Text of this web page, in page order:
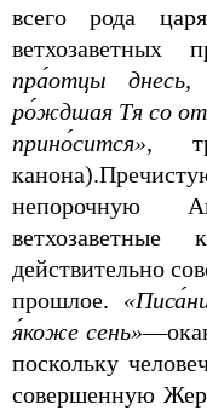
всего рода
ветхозаветных
пра́отцы
ро́ждшая Тя со
прино́сится»,
непорочную
действительно
прошлое.
я́коже сень»
поскольку
совершенную